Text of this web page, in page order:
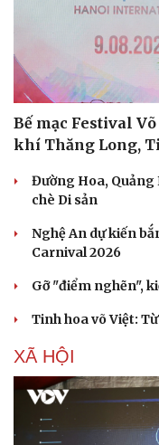
Văn hóa
Sân khấu - Điện ảnh
Âm nhạc
Bế mạc Festival
khí Thăng Long,
Đường Hoa, Quảng
chè Di sản
Nghệ An dự kiến
Carnival 2026
Gỡ "điểm nghẽn",
Tinh hoa võ Việt:
XÃ HỘI